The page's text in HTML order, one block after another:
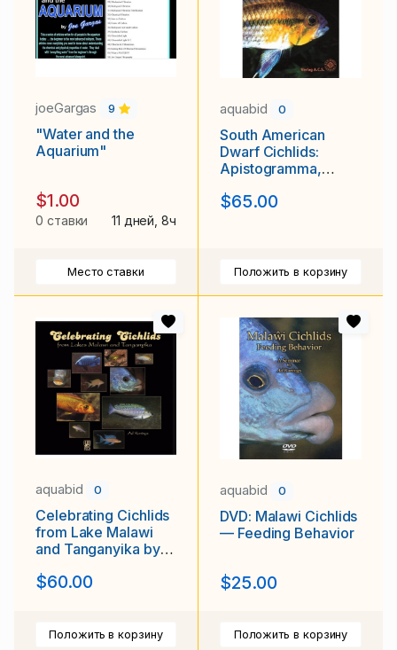
joeGargas 9
"Water and the
Aquarium"
$1.00
0 ставки 11 дней, 8ч
Место ставки
aquabid 0
South American
Dwarf Cichlids:
Apistogramma,
Microgeophagus
$65.00
Положить в корзину
aquabid 0
Celebrating Cichlids
from Lake Malawi
and Tanganyika by
$60.00
Положить в корзину
aquabid 0
DVD: Malawi Cichlids
— Feeding Behavior
$25.00
Положить в корзину